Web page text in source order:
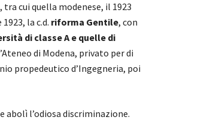
cui quella modenese, il 1923
la c.d. riforma Gentile, con
di classe A e quelle di
di Modena, privato per di
propedeutico d’Ingegneria, poi
abolì l’odiosa discriminazione.